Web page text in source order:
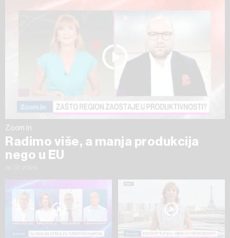
Zoom In
Radimo više, a manja produkcija
nego u EU